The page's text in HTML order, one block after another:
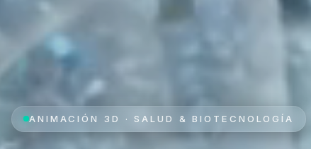
ANIMACIÓN 3D · SALUD & BIOTECNOLOGÍA